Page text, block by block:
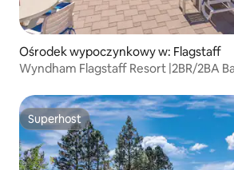
Ośrodek wypoczynkowy w: Flagstaff
Wyndham Flagstaff Resort |2BR/2BA
Superhost
Superhost